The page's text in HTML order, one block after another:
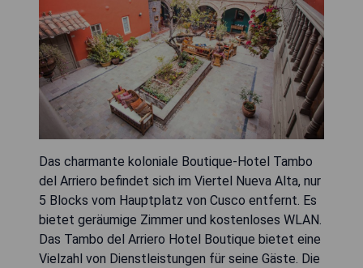
Das charmante koloniale Boutique-Hotel Tambo
del Arriero befindet sich im Viertel Nueva Alta, nur
5 Blocks vom Hauptplatz von Cusco entfernt. Es
bietet geräumige Zimmer und kostenloses WLAN.
Das Tambo del Arriero Hotel Boutique bietet eine
Vielzahl von Dienstleistungen für seine Gäste. Die